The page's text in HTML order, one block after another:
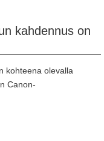
kahdennus on
kohteena olevalla
Canon-